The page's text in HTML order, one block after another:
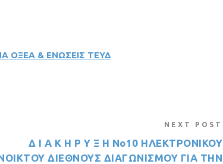
ΟΞΕΑ & ΕΝΩΣΕΙΣ ΤΕΥΔ
NEXT POST
Δ Ι Α Κ Η Ρ Υ Ξ Η Νο10 ΗΛΕΚΤΡΟΝΙΚΟΥ
ΔΙΕΘΝΟΥΣ ΔΙΑΓΩΝΙΣΜΟΥ ΓΙΑ ΤΗΝ